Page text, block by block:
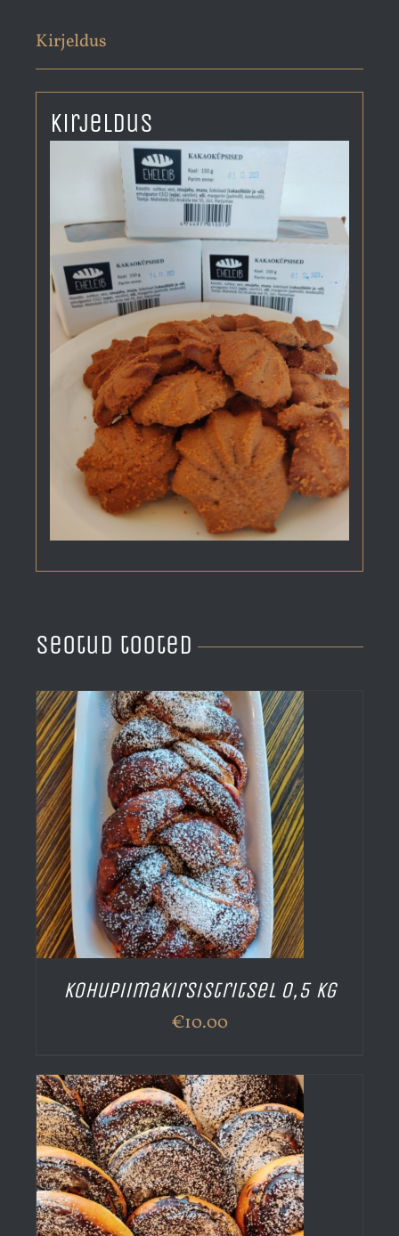
Kirjeldus
Kirjeldus
Seotud tooted
Kohupiimakirsistritsel 0,5 kg
€10.00